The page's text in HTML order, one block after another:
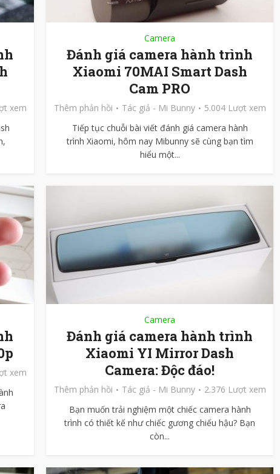
xem
Camera
Đánh giá camera hành trình
Xiaomi 70MAI Smart Dash
Cam PRO
Thêm phản hồi Tác giả - Mi Bunny
5.004 Lượt xem
Tiếp tục chuỗi bài viết đánh giá camera hành
trình Xiaomi, hôm nay Mibunny sẽ cùng bạn tìm
hiểu một...
xem
Camera
Đánh giá camera hành trình
Xiaomi YI Mirror Dash
Camera: Độc đáo!
Thêm phản hồi Tác giả - Mi Bunny
2.376 Lượt xem
Bạn muốn trải nghiệm một chiếc camera hành
trình có thiết kế như chiếc gương chiếu hậu? Bạn
còn...